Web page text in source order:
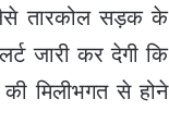
तारकोल सड़क के
जारी कर देगी कि
मिलीभगत से होने